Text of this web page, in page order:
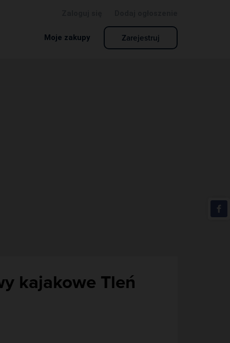
Moje zakupy Zarejestruj
kajakowe Tleń